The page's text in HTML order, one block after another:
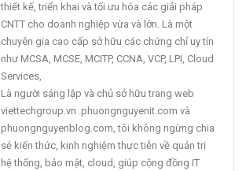
thiết kế, triển khai và tối ưu hóa các giải pháp
CNTT cho doanh nghiệp vừa và lớn. Là một
chuyên gia cao cấp sở hữu các chứng chỉ uy tín
như MCSA, MCSE, MCITP, CCNA, VCP, LPI, Cloud
Services,
Là người sáng lập và chủ sở hữu trang web
viettechgroup.vn .phuongnguyenit.com và
phuongnguyenblog.com, tôi không ngừng chia
sẻ kiến thức, kinh nghiệm thực tiễn về quản trị
hệ thống, bảo mật, cloud, giúp cộng đồng IT